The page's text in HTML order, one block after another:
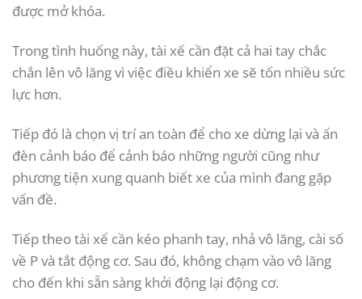
được mở khóa.
Trong tình huống này, tài xế cần đặt cả hai tay chắc
chắn lên vô lăng vì việc điều khiển xe sẽ tốn nhiều sức
lực hơn.
Tiếp đó là chọn vị trí an toàn để cho xe dừng lại và ấn
đèn cảnh báo để cảnh báo những người cũng như
phương tiện xung quanh biết xe của mình đang gặp
vấn đề.
Tiếp theo tài xế cần kéo phanh tay, nhả vô lăng, cài số
về P và tắt động cơ. Sau đó, không chạm vào vô lăng
cho đến khi sẵn sàng khởi động lại động cơ.